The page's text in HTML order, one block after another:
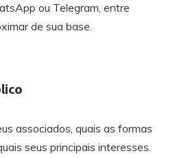
ou Telegram, entre
de sua base.
associados, quais as formas
seus principais interesses.